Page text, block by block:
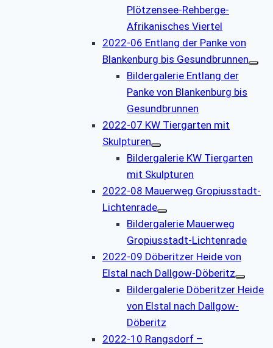
Plötzensee-Rehberge-
Afrikanisches Viertel
2022-06 Entlang der Panke von
Blankenburg bis Gesundbrunnen
Bildergalerie Entlang der
Panke von Blankenburg bis
Gesundbrunnen
2022-07 KW Tiergarten mit
Skulpturen
Bildergalerie KW Tiergarten
mit Skulpturen
2022-08 Mauerweg Gropiusstadt-
Lichtenrade
Bildergalerie Mauerweg
Gropiusstadt-Lichtenrade
2022-09 Döberitzer Heide von
Elstal nach Dallgow-Döberitz
Bildergalerie Döberitzer Heide
von Elstal nach Dallgow-
Döberitz
2022-10 Rangsdorf –